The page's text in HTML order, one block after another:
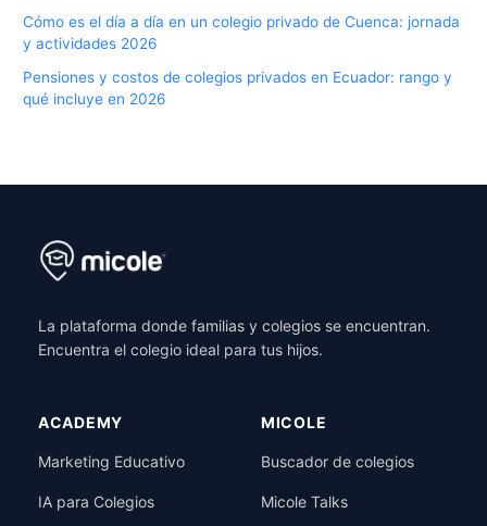
Cómo es el día a día en un colegio privado de Cuenca: jornada
y actividades 2026
Pensiones y costos de colegios privados en Ecuador: rango y
qué incluye en 2026
La plataforma donde familias y colegios se encuentran.
Encuentra el colegio ideal para tus hijos.
ACADEMY
Marketing Educativo
IA para Colegios
MICOLE
Buscador de colegios
Micole Talks